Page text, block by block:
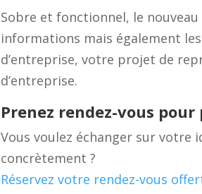
Sobre et fonctionnel, le
informations mais également
d’entreprise, votre projet de
d’entreprise.
Prenez rendez-vous
Vous voulez échanger sur votre
concrètement ?
Réservez votre rendez-vous